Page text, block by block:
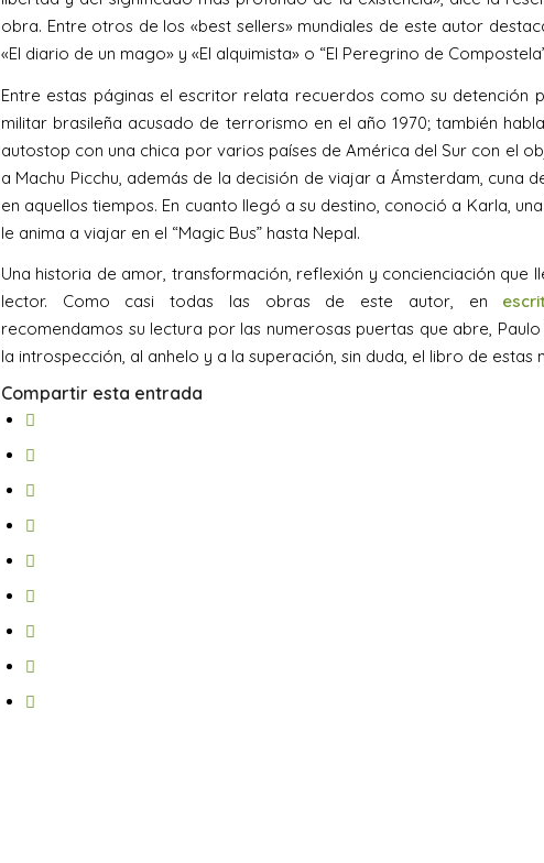
obra. Entre otros de los «best sellers» mundiales de este autor
«El diario de un mago» y «El alquimista» o “El Peregrino de
Entre estas páginas el escritor relata recuerdos como su detención
militar brasileña acusado de terrorismo en el año 1970; también
autostop con una chica por varios países de América del Sur con el
a Machu Picchu, además de la decisión de viajar a Ámsterdam, cuna
en aquellos tiempos. En cuanto llegó a su destino, conoció a Karla,
le anima a viajar en el “Magic Bus” hasta Nepal.
Una historia de amor, transformación, reflexión y concienciación que
lector. Como casi todas las obras de este autor, en
recomendamos su lectura por las numerosas puertas que abre,
la introspección, al anhelo y a la superación, sin duda, el libro de estas
Compartir esta entrada